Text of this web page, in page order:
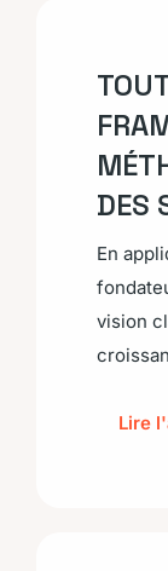
DES
En
vision
Lire